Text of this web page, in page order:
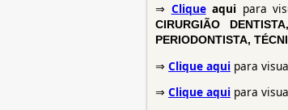
⇒ Cliqueaqui para
CIRURGIÃO
PERIODONTISTA,
⇒ Clique aqui para
⇒ Clique aqui para